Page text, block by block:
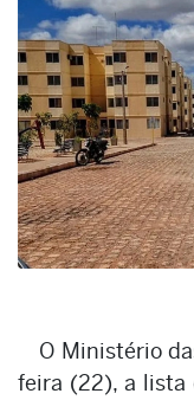
O Ministério
feira (22), a lista